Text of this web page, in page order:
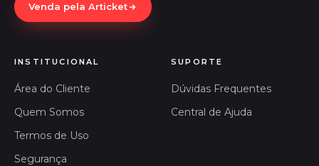
Venda pela Articket
INSTITUCIONAL
Área do Cliente
Quem Somos
Termos de Uso
Segurança
SUPORTE
Dúvidas Frequentes
Central de Ajuda